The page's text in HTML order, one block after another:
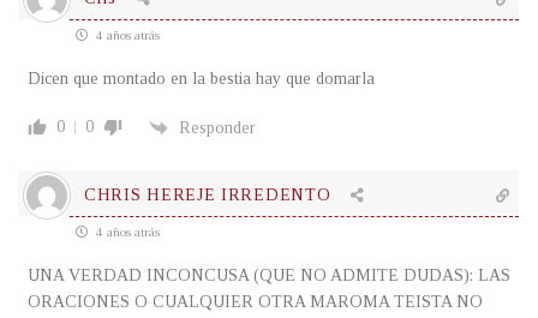
4 años atrás
Dicen que montado en la bestia hay que domarla
0 0 Responder
CHRIS HEREJE IRREDENTO
4 años atrás
UNA VERDAD INCONCUSA (QUE NO ADMITE DUDAS): LAS
ORACIONES O CUALQUIER OTRA MAROMA TEISTA NO